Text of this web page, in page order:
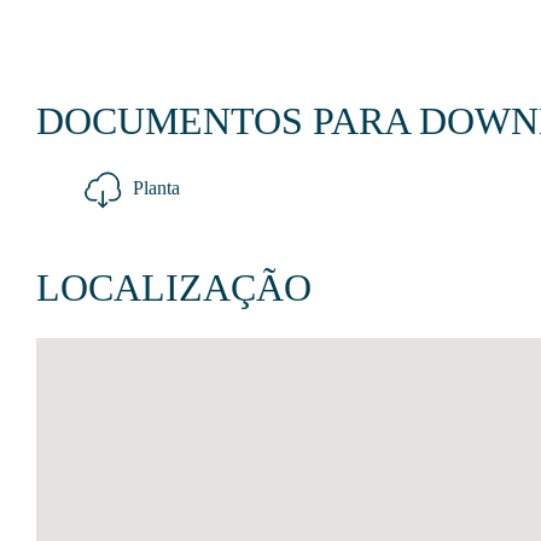
DOCUMENTOS PARA
Planta
LOCALIZAÇÃO